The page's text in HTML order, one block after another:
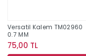
Versatil Kalem TM02960
0.7 MM
75,00 TL